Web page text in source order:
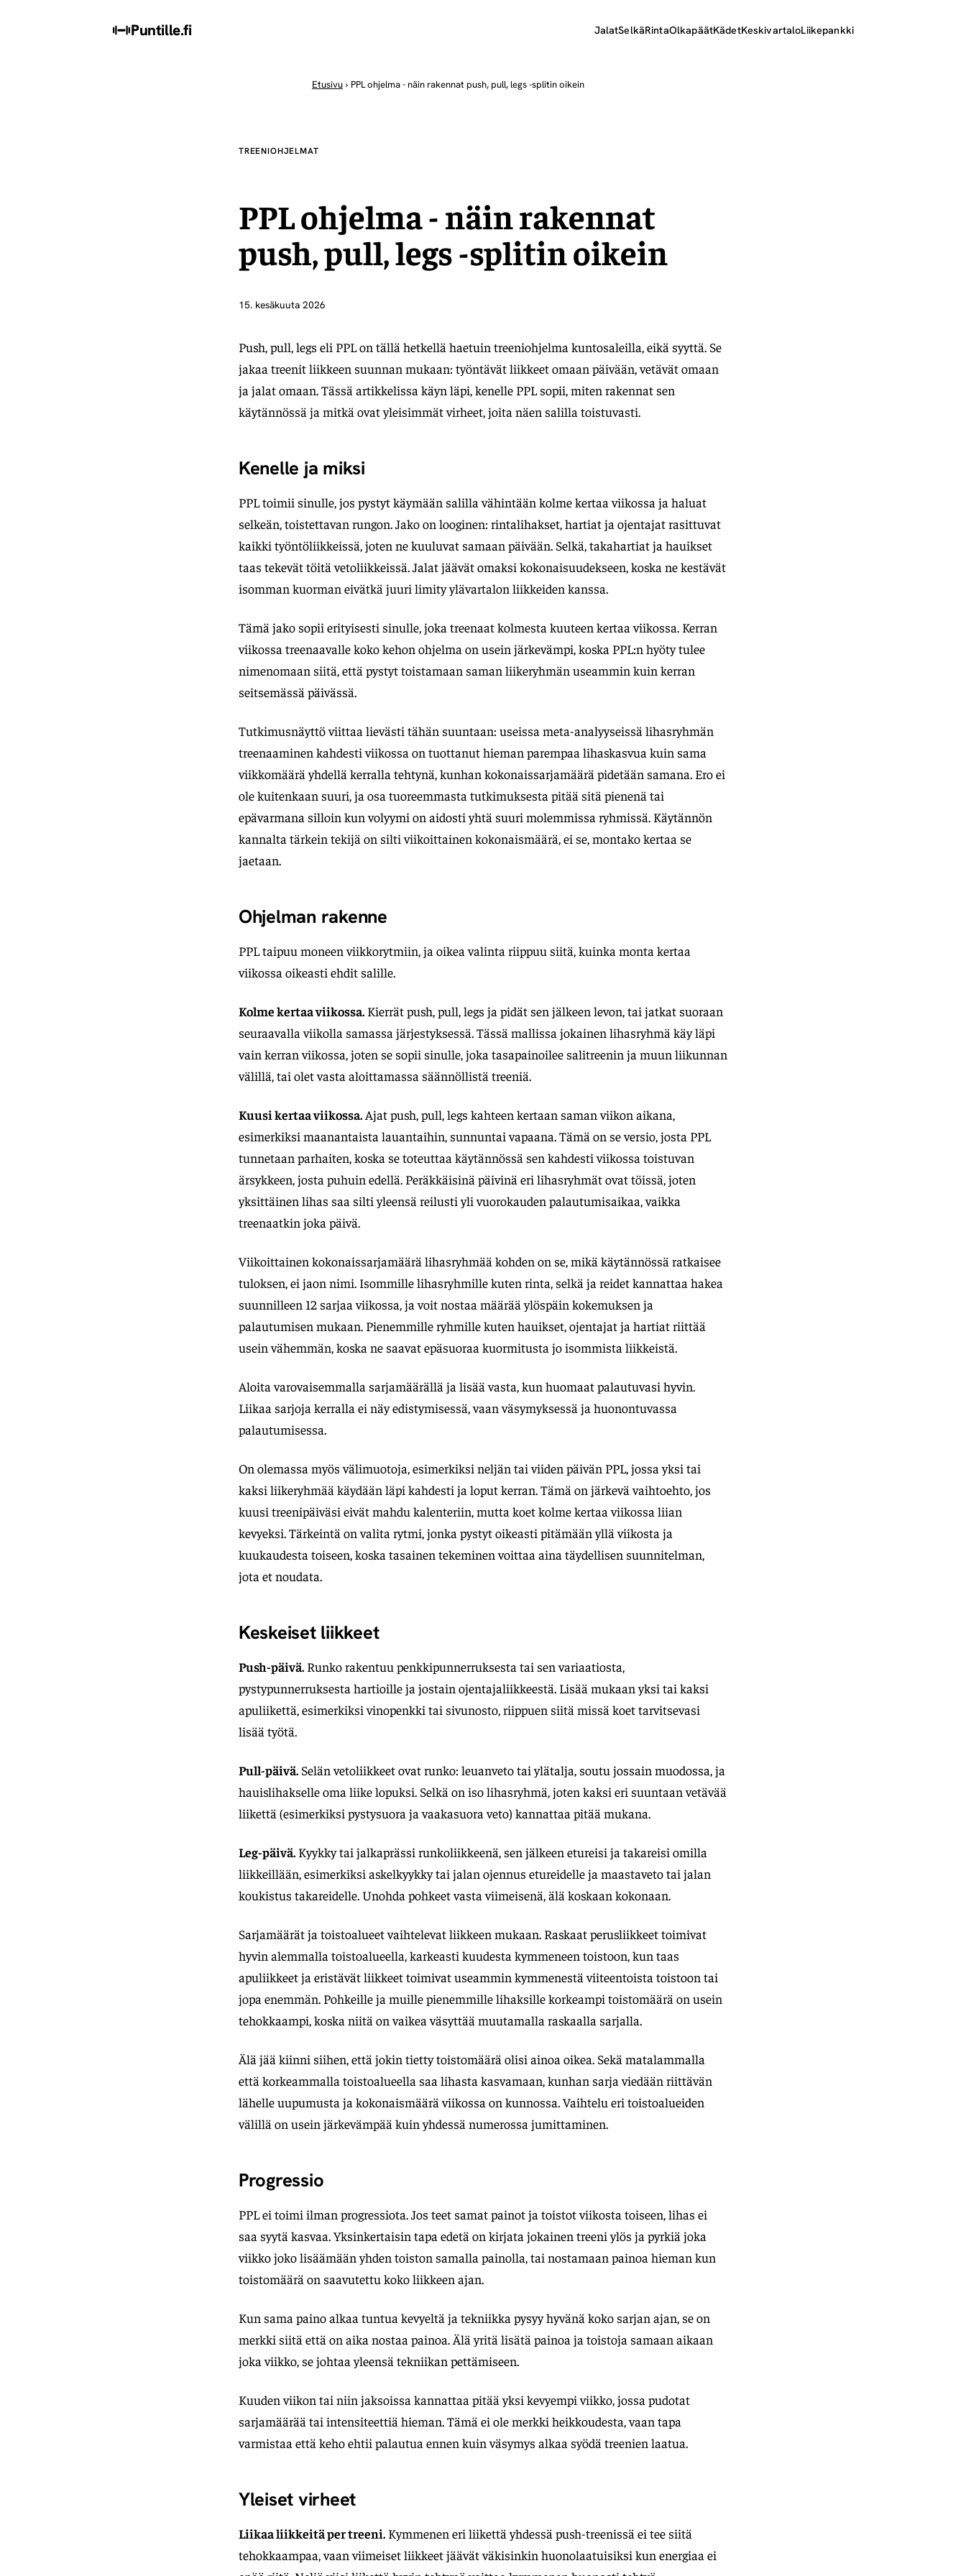
Puntille.fi JalatSelkäRintaOlkapäätKädetKeskivartaloLiikepankki
Etusivu › PPL ohjelma - näin rakennat push, pull, legs -splitin oikein
TREENIOHJELMAT
PPL ohjelma - näin rakennat
push, pull, legs -splitin oikein
15. kesäkuuta 2026
Push, pull, legs eli PPL on tällä hetkellä haetuin treeniohjelma kuntosaleilla, eikä syyttä. Se
jakaa treenit liikkeen suunnan mukaan: työntävät liikkeet omaan päivään, vetävät omaan
ja jalat omaan. Tässä artikkelissa käyn läpi, kenelle PPL sopii, miten rakennat sen
käytännössä ja mitkä ovat yleisimmät virheet, joita näen salilla toistuvasti.
Kenelle ja miksi
PPL toimii sinulle, jos pystyt käymään salilla vähintään kolme kertaa viikossa ja haluat
selkeän, toistettavan rungon. Jako on looginen: rintalihakset, hartiat ja ojentajat rasittuvat
kaikki työntöliikkeissä, joten ne kuuluvat samaan päivään. Selkä, takahartiat ja hauikset
taas tekevät töitä vetoliikkeissä. Jalat jäävät omaksi kokonaisuudekseen, koska ne kestävät
isomman kuorman eivätkä juuri limity ylävartalon liikkeiden kanssa.
Tämä jako sopii erityisesti sinulle, joka treenaat kolmesta kuuteen kertaa viikossa. Kerran
viikossa treenaavalle koko kehon ohjelma on usein järkevämpi, koska PPL:n hyöty tulee
nimenomaan siitä, että pystyt toistamaan saman liikeryhmän useammin kuin kerran
seitsemässä päivässä.
Tutkimusnäyttö viittaa lievästi tähän suuntaan: useissa meta-analyyseissä lihasryhmän
treenaaminen kahdesti viikossa on tuottanut hieman parempaa lihaskasvua kuin sama
viikkomäärä yhdellä kerralla tehtynä, kunhan kokonaissarjamäärä pidetään samana. Ero ei
ole kuitenkaan suuri, ja osa tuoreemmasta tutkimuksesta pitää sitä pienenä tai
epävarmana silloin kun volyymi on aidosti yhtä suuri molemmissa ryhmissä. Käytännön
kannalta tärkein tekijä on silti viikoittainen kokonaismäärä, ei se, montako kertaa se
jaetaan.
Ohjelman rakenne
PPL taipuu moneen viikkorytmiin, ja oikea valinta riippuu siitä, kuinka monta kertaa
viikossa oikeasti ehdit salille.
Kolme kertaa viikossa. Kierrät push, pull, legs ja pidät sen jälkeen levon, tai jatkat suoraan
seuraavalla viikolla samassa järjestyksessä. Tässä mallissa jokainen lihasryhmä käy läpi
vain kerran viikossa, joten se sopii sinulle, joka tasapainoilee salitreenin ja muun liikunnan
välillä, tai olet vasta aloittamassa säännöllistä treeniä.
Kuusi kertaa viikossa. Ajat push, pull, legs kahteen kertaan saman viikon aikana,
esimerkiksi maanantaista lauantaihin, sunnuntai vapaana. Tämä on se versio, josta PPL
tunnetaan parhaiten, koska se toteuttaa käytännössä sen kahdesti viikossa toistuvan
ärsykkeen, josta puhuin edellä. Peräkkäisinä päivinä eri lihasryhmät ovat töissä, joten
yksittäinen lihas saa silti yleensä reilusti yli vuorokauden palautumisaikaa, vaikka
treenaatkin joka päivä.
Viikoittainen kokonaissarjamäärä lihasryhmää kohden on se, mikä käytännössä ratkaisee
tuloksen, ei jaon nimi. Isommille lihasryhmille kuten rinta, selkä ja reidet kannattaa hakea
suunnilleen 12 sarjaa viikossa, ja voit nostaa määrää ylöspäin kokemuksen ja
palautumisen mukaan. Pienemmille ryhmille kuten hauikset, ojentajat ja hartiat riittää
usein vähemmän, koska ne saavat epäsuoraa kuormitusta jo isommista liikkeistä.
Aloita varovaisemmalla sarjamäärällä ja lisää vasta, kun huomaat palautuvasi hyvin.
Liikaa sarjoja kerralla ei näy edistymisessä, vaan väsymyksessä ja huonontuvassa
palautumisessa.
On olemassa myös välimuotoja, esimerkiksi neljän tai viiden päivän PPL, jossa yksi tai
kaksi liikeryhmää käydään läpi kahdesti ja loput kerran. Tämä on järkevä vaihtoehto, jos
kuusi treenipäiväsi eivät mahdu kalenteriin, mutta koet kolme kertaa viikossa liian
kevyeksi. Tärkeintä on valita rytmi, jonka pystyt oikeasti pitämään yllä viikosta ja
kuukaudesta toiseen, koska tasainen tekeminen voittaa aina täydellisen suunnitelman,
jota et noudata.
Keskeiset liikkeet
Push-päivä. Runko rakentuu penkkipunnerruksesta tai sen variaatiosta,
pystypunnerruksesta hartioille ja jostain ojentajaliikkeestä. Lisää mukaan yksi tai kaksi
apuliikettä, esimerkiksi vinopenkki tai sivunosto, riippuen siitä missä koet tarvitsevasi
lisää työtä.
Pull-päivä. Selän vetoliikkeet ovat runko: leuanveto tai ylätalja, soutu jossain muodossa, ja
hauislihakselle oma liike lopuksi. Selkä on iso lihasryhmä, joten kaksi eri suuntaan vetävää
liikettä (esimerkiksi pystysuora ja vaakasuora veto) kannattaa pitää mukana.
Leg-päivä. Kyykky tai jalkaprässi runkoliikkeenä, sen jälkeen etureisi ja takareisi omilla
liikkeillään, esimerkiksi askelkyykky tai jalan ojennus etureidelle ja maastaveto tai jalan
koukistus takareidelle. Unohda pohkeet vasta viimeisenä, älä koskaan kokonaan.
Sarjamäärät ja toistoalueet vaihtelevat liikkeen mukaan. Raskaat perusliikkeet toimivat
hyvin alemmalla toistoalueella, karkeasti kuudesta kymmeneen toistoon, kun taas
apuliikkeet ja eristävät liikkeet toimivat useammin kymmenestä viiteentoista toistoon tai
jopa enemmän. Pohkeille ja muille pienemmille lihaksille korkeampi toistomäärä on usein
tehokkaampi, koska niitä on vaikea väsyttää muutamalla raskaalla sarjalla.
Älä jää kiinni siihen, että jokin tietty toistomäärä olisi ainoa oikea. Sekä matalammalla
että korkeammalla toistoalueella saa lihasta kasvamaan, kunhan sarja viedään riittävän
lähelle uupumusta ja kokonaismäärä viikossa on kunnossa. Vaihtelu eri toistoalueiden
välillä on usein järkevämpää kuin yhdessä numerossa jumittaminen.
Progressio
PPL ei toimi ilman progressiota. Jos teet samat painot ja toistot viikosta toiseen, lihas ei
saa syytä kasvaa. Yksinkertaisin tapa edetä on kirjata jokainen treeni ylös ja pyrkiä joka
viikko joko lisäämään yhden toiston samalla painolla, tai nostamaan painoa hieman kun
toistomäärä on saavutettu koko liikkeen ajan.
Kun sama paino alkaa tuntua kevyeltä ja tekniikka pysyy hyvänä koko sarjan ajan, se on
merkki siitä että on aika nostaa painoa. Älä yritä lisätä painoa ja toistoja samaan aikaan
joka viikko, se johtaa yleensä tekniikan pettämiseen.
Kuuden viikon tai niin jaksoissa kannattaa pitää yksi kevyempi viikko, jossa pudotat
sarjamäärää tai intensiteettiä hieman. Tämä ei ole merkki heikkoudesta, vaan tapa
varmistaa että keho ehtii palautua ennen kuin väsymys alkaa syödä treenien laatua.
Yleiset virheet
Liikaa liikkeitä per treeni. Kymmenen eri liikettä yhdessä push-treenissä ei tee siitä
tehokkaampaa, vaan viimeiset liikkeet jäävät väkisinkin huonolaatuisiksi kun energiaa ei